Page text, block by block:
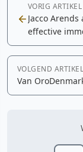
VORIG ARTIKEL
Jacco
effective
VOLGEND ARTIKEL
Van